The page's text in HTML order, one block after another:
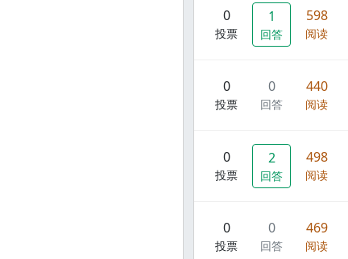
0
投票
1
回答
598
阅读
0
投票
0
回答
440
阅读
0
投票
2
回答
498
阅读
0
投票
0
回答
469
阅读